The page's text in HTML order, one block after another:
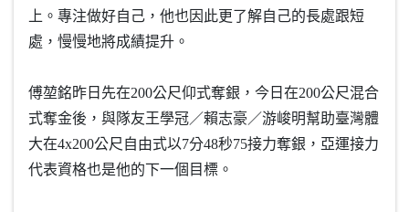
上。專注做好自己，他也因此更了解自己的長處跟短
處，慢慢地將成績提升。
傅堃銘昨日先在200公尺仰式奪銀，今日在200公尺混合
式奪金後，與隊友王學冠／賴志豪／游峻明幫助臺灣體
大在4x200公尺自由式以7分48秒75接力奪銀，亞運接力
代表資格也是他的下一個目標。